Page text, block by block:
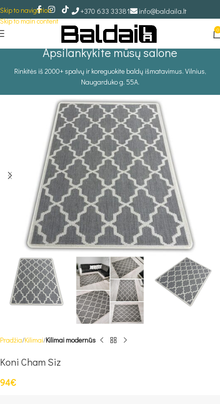
Skip to navigation
Skip to main content
+370 633 33381 info@baldaila.lt
0
Apsilankykite mūsų salone
Rinkitės iš 2000+ spalvų ir koreguokite baldų išmatavimus. Vilnius,
Naugarduko g. 55A.
Pradžia Kilimai Kilimai modernūs
Koni Cham Siz
94€